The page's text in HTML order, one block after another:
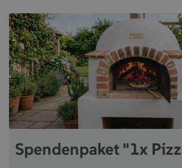
Spendenpaket "1x